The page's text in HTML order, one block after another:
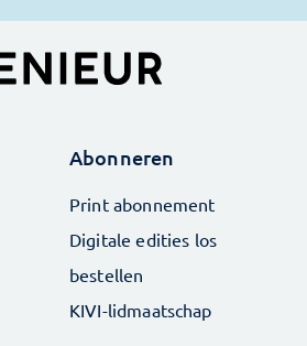
Abonneren
Print abonnement
Digitale edities los
bestellen
KIVI-lidmaatschap